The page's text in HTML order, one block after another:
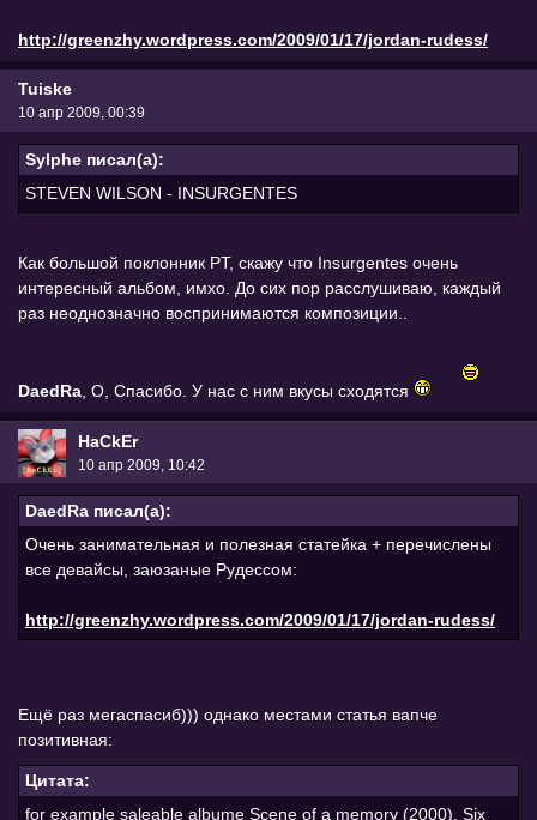
http://greenzhy.wordpress.com/2009/01/17/jordan-rudess/
Tuiske
10 апр 2009, 00:39
Sylphe писал(а):
STEVEN WILSON - INSURGENTES
Как большой поклонник PT, скажу что Insurgentes очень
интересный альбом, имхо. До сих пор расслушиваю, каждый
раз неоднозначно воспринимаются композиции..
DaedRa , О, Спасибо. У нас с ним вкусы сходятся
HaCkEr
10 апр 2009, 10:42
DaedRa писал(а):
Очень занимательная и полезная статейка + перечислены
все девайсы, заюзаные Рудессом:
http://greenzhy.wordpress.com/2009/01/17/jordan-rudess/
Ещё раз мегаспасиб))) однако местами статья вапче
позитивная:
Цитата:
for example saleable albume Scene of a memory (2000), Six